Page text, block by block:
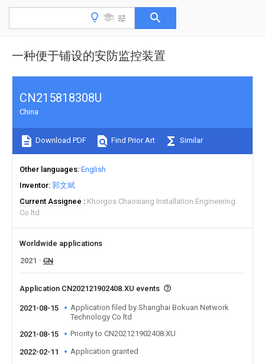
一种便于铺设的安防监控装置
CN215818308U
China
Download PDF Find Prior Art Similar
Other languages English
Inventor 郭文斌
Current Assignee
Khorgos Chaoxiang Installation Engineering
Co ltd
Worldwide applications
2021
CN
Application CN202121902408.XU events
2021-08-15
Application filed by Shanghai Bokuan Network
Technology Co ltd
2021-08-15
Priority to CN202121902408.XU
2022-02-11 Application granted